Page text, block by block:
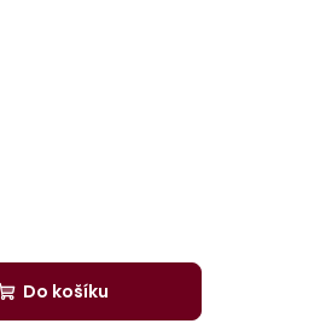
Do košíku